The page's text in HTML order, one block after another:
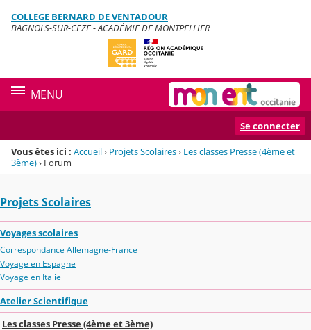
Menu de la rubrique
Contenu
COLLEGE BERNARD DE VENTADOUR
BAGNOLS-SUR-CEZE - ACADÉMIE DE MONTPELLIER
MENU
Se connecter
Vous êtes ici : Accueil› Projets Scolaires› Les classes Presse (4ème et
3ème)› Forum
Projets Scolaires
Voyages scolaires
Correspondance Allemagne-France
Voyage en Espagne
Voyage en Italie
Atelier Scientifique
Les classes Presse (4ème et 3ème)